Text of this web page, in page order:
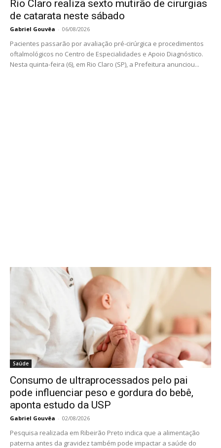
Rio Claro realiza sexto mutirão de cirurgias
de catarata neste sábado
Gabriel Gouvêa - 06/08/2026
Pacientes passarão por avaliação pré-cirúrgica e procedimentos
oftalmológicos no Centro de Especialidades e Apoio Diagnóstico.
Nesta quinta-feira (6), em Rio Claro (SP), a Prefeitura anunciou...
Saúde
Consumo de ultraprocessados pelo pai
pode influenciar peso e gordura do bebê,
aponta estudo da USP
Gabriel Gouvêa - 02/08/2026
Pesquisa realizada em Ribeirão Preto indica que a alimentação
paterna antes da gravidez também pode impactar a saúde do